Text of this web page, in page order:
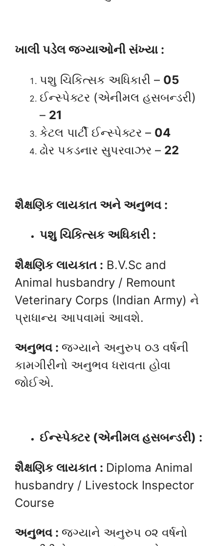
ખાલી પડેલ જગ્યાઓની સંખ્યા :
પશુ ચિકિત્સક અધિકારી – 05
ઈન્સ્પેક્ટર (એનીમલ હસબન્ડરી)
– 21
કેટલ પાર્ટી ઈન્સ્પેક્ટર – 04
ઢોર પકડનાર સુપરવાઝર – 22
શૈક્ષણિક લાયકાત અને અનુભવ :
પશુ ચિકિત્સક અધિકારી :
શૈક્ષણિક લાયકાત : B.V.Sc and
Animal husbandry / Remount
Veterinary Corps (Indian Army) ને
પ્રાધાન્ય આપવામાં આવશે.
અનુભવ : જગ્યાને અનુરુપ ૦૩ વર્ષની
કામગીરીનો અનુભવ ધરાવતા હોવા
જોઈએ.
ઈન્સ્પેક્ટર (એનીમલ હસબન્ડરી) :
શૈક્ષણિક લાયકાત : Diploma Animal
husbandry / Livestock Inspector
Course
અનુભવ : જગ્યાને અનુરુપ ૦૨ વર્ષનો